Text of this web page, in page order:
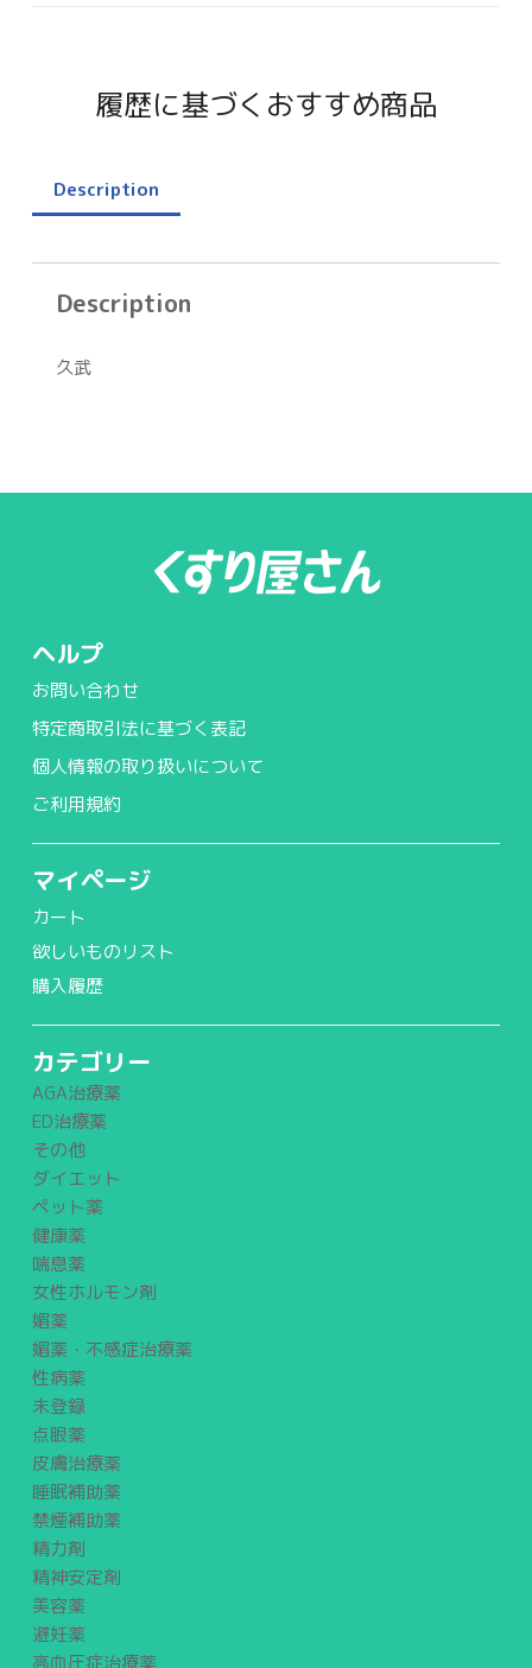
履歴に基づくおすすめ商品
Description
Description
久武
ヘルプ
お問い合わせ
特定商取引法に基づく表記
個人情報の取り扱いについて
ご利用規約
マイページ
カート
欲しいものリスト
購入履歴
カテゴリー
AGA治療薬
ED治療薬
その他
ダイエット
ペット薬
健康薬
喘息薬
女性ホルモン剤
媚薬
媚薬・不感症治療薬
性病薬
未登録
点眼薬
皮膚治療薬
睡眠補助薬
禁煙補助薬
精力剤
精神安定剤
美容薬
避妊薬
高血圧症治療薬